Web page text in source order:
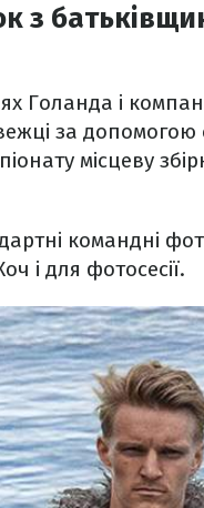
з
Голанда і
за допомогою
місцеву
командні
і для фотосесії.